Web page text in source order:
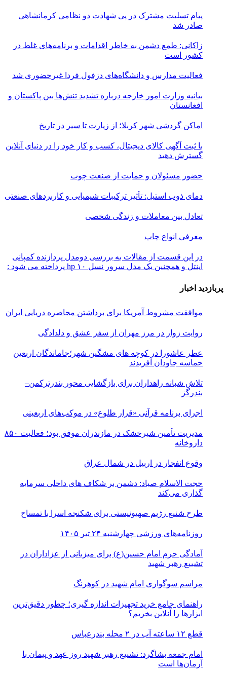
پیام تسلیت مشترک در پی شهادت دو نظامی کرمانشاهی
صادر شد
زاکانی: طمع دشمن به خاطر اقدامات و برنامه‌های غلط در
کشور است
فعالیت مدارس و دانشگاه‌های دزفول فردا غیرحضوری شد
بیانیه وزارت امور خارجه درباره تشدید تنش‌ها بین پاکستان و
افغانستان
اماکن گردشی شهر کربلا؛ از زیارت تا سیر در تاریخ
با ثبت آگهی کالای دیجیتال، کسب و کار خود را در دنیای آنلاین
گسترش دهید
حضور مسئولان و حمایت از صنعت چوب
دمای ذوب استیل: تأثیر ترکیبات شیمیایی و کاربردهای صنعتی
تعادل بین معاملات و زندگی شخصی
معرفی انواع چاپ
در این قسمت از مقالات به بررسی دو‌مدل پردازنده کمپانی
اینتل و همچنین یک مدل سرور نسل ۱۰ hp پرداخته می شود :
پربازدید اخبار
موافقت مشروط آمریکا برای برداشتن محاصره دریایی ایران
روایت زوار در مرز مهران از سفر عشق و دلدادگی
عطر عاشورا در کوچه های مشگین شهر؛جاماندگان اربعین
حماسه جاودان آفریدند
تلاش شبانه راهداران برای بازگشایی محور بندرترکمن–
بندرگز
اجرای برنامه قرآنی «قرار طلوع» در موکب‌های اربعینی
مدیریت تأمین شیرخشک در مازندران موفق بود؛ فعالیت ۸۵۰
داروخانه
وقوع انفجار در اربیل در شمال عراق
حجت الاسلام صیاد: دشمن بر شکاف‌ های داخلی سرمایه‌
گذاری می‌کند
طرح شنیع رژیم صهیونیستی برای شکنجه اسرا با تمساح
روزنامه‌های ورزشی چهارشنبه ۲۴ تیر ۱۴۰۵
آمادگی حرم امام حسین(ع) برای میزبانی از عزاداران در
تشییع رهبر شهید
مراسم سوگواری امام شهید در کوهرنگ
راهنمای جامع خرید تجهیزات اندازه گیری؛ چطور دقیق‌ترین
ابزارها را آنلاین بخریم؟
قطع ۱۲ ساعته آب در ۲ محله بندرعباس
امام جمعه بشاگرد: تشییع رهبر شهید روز عهد و پیمان با
آرمان‌ها است